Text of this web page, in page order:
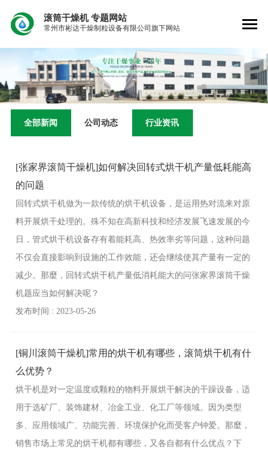
滚筒干燥机专题网站
常州市彬达干燥制粒设备有限公司旗下网站
全部新闻 公司动态 行业资讯
[张家界滚筒干燥机]如何解决回转式烘干机产量低耗能高
的问题
回转式烘干机做为一款传统的烘干机设备，是运用热对流来对原
料开展烘干处理的。殊不知在高新科技和经济发展飞速发展的今
日，管式烘干机设备存有着能耗高、热效率劣等问题，这种问题
不仅会直接影响到设施的工作效能，还会继续使其产量有一定的
减少。那麼，回转式烘干机产量低消耗能大的问张家界滚筒干燥
机题应当如何解决呢？
发布时间 : 2023-05-26
[铜川滚筒干燥机]常用的烘干机有哪些，滚筒烘干机有什
么优势？
烘干机是对一定温度或颗粒的物料开展烘干解决的干躁设备，适
用于选矿厂、装饰建材、冶金工业、化工厂等领域。因为类型
多、应用领域广、功能完善、环境保护化而受客户钟爱。那麼，
销售市场上常见的烘干机都有哪些，又各自都有什么优点？下